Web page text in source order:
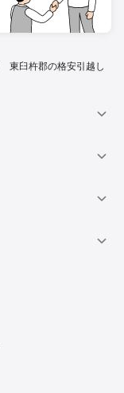
東臼杵郡の格安引越し